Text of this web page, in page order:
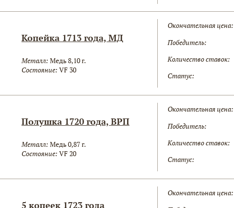
Копейка 1713 года, МД
Металл: Медь 8,10 г.
Состояние: VF 30
Окончательная цена:
Победитель:
Количество ставок:
Статус:
Полушка 1720 года, ВРП
Металл: Медь 0,87 г.
Состояние: VF 20
Окончательная цена:
Победитель:
Количество ставок:
Статус:
5 копеек 1723 года
Окончательная цена: